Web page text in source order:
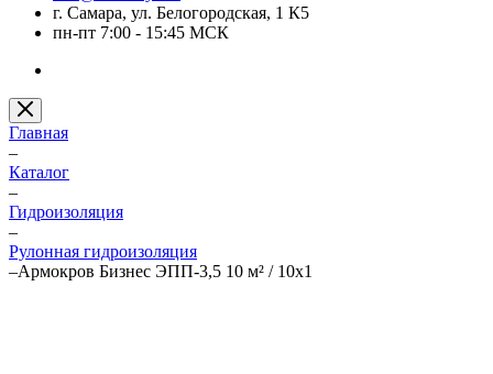
г. Самара, ул. Белогородская, 1 К5
пн-пт 7:00 - 15:45 МСК
Главная
–
Каталог
–
Гидроизоляция
–
Рулонная гидроизоляция
–Армокров Бизнес ЭПП-3,5 10 м² / 10х1